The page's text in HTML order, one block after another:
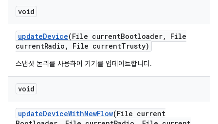
void
updateDevice(File currentBootloader,
File
currentRadio , File currentTrusty)
스냅샷 논리를 사용하여 기기를 업데이트합니다.
void
updateDeviceWithNewFlow(File current